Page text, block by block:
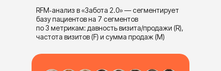
RFM‑анализ в «Забота 2.0» — сегментирует
базу пациентов на 7 сегментов
по 3 метрикам: давность визита/продажи (R),
частота визитов (F) и сумма продаж (M)